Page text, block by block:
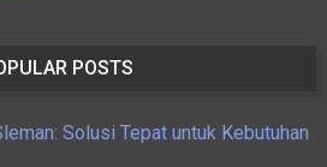
POSTS
Solusi Tepat untuk Kebutuhan